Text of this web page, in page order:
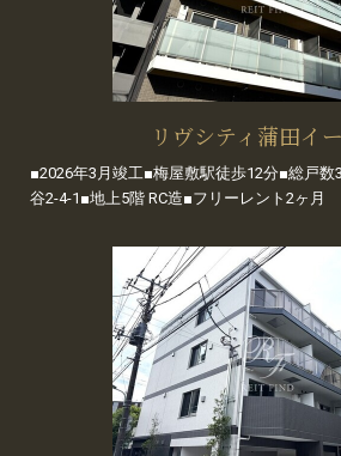
リヴシティ蒲田イ
■2026年3月竣工■梅屋敷駅徒歩12分■総戸
谷2-4-1■地上5階 RC造■フリーレント2ヶ月